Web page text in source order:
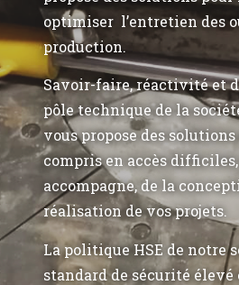
optimiser l’entretien des
production.
Savoir-faire, réactivité et
pôle technique de la
vous propose des
compris en accès
accompagne, de la
réalisation de vos projets.
La politique HSE de notre
standard de sécurité élevé